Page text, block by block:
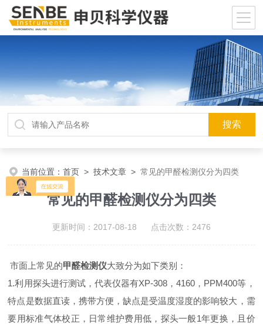
当前位置：首页 >技术文章 >常见的甲醛检测仪分为四类
常见的甲醛检测仪分为四类
更新时间：2017-08-18 点击次数：2476
市面上常见的甲醛检测仪大致分为如下类别：
1.利用探头进行测试，代表仪器有XP-308，4160，PPM400等，
特点是数据直读，携带方便，缺点是受温度湿度的影响较大，需
要用标准气体校正，日常维护费用低，探头一般1年更换，且价